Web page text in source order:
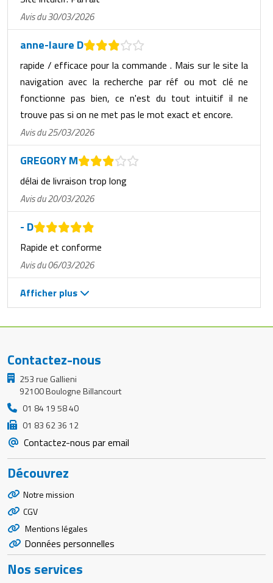
Avis du 30/03/2026
anne-laure D
rapide / efficace pour la commande . Mais sur le site la
navigation avec la recherche par réf ou mot clé ne
fonctionne pas bien, ce n'est du tout intuitif il ne
trouve pas si on ne met pas le mot exact et encore.
Avis du 25/03/2026
GREGORY M
délai de livraison trop long
Avis du 20/03/2026
- D
Rapide et conforme
Avis du 06/03/2026
Afficher plus
Contactez-nous
253 rue Gallieni
92100 Boulogne Billancourt
01 84 19 58 40
01 83 62 36 12
Contactez-nous par email
Découvrez
Notre mission
CGV
Mentions légales
Données personnelles
Nos services